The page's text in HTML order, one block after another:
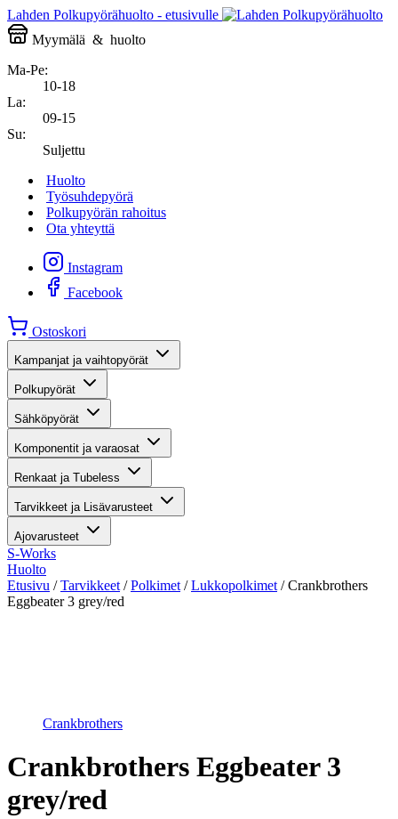
Lahden Polkupyörähuolto - etusivulle
Myymälä & huolto
Ma-Pe:
10-18
La:
09-15
Su:
Suljettu
Huolto
Työsuhdepyörä
Polkupyörän rahoitus
Ota yhteyttä
Instagram
Facebook
Ostoskori
Kampanjat ja vaihtopyörät
Polkupyörät
Sähköpyörät
Komponentit ja varaosat
Renkaat ja Tubeless
Tarvikkeet ja Lisävarusteet
Ajovarusteet
S-Works
Huolto
Etusivu /Tarvikkeet /Polkimet /Lukkopolkimet / Crankbrothers
Eggbeater 3 grey/red
Crankbrothers
Crankbrothers Eggbeater 3
grey/red